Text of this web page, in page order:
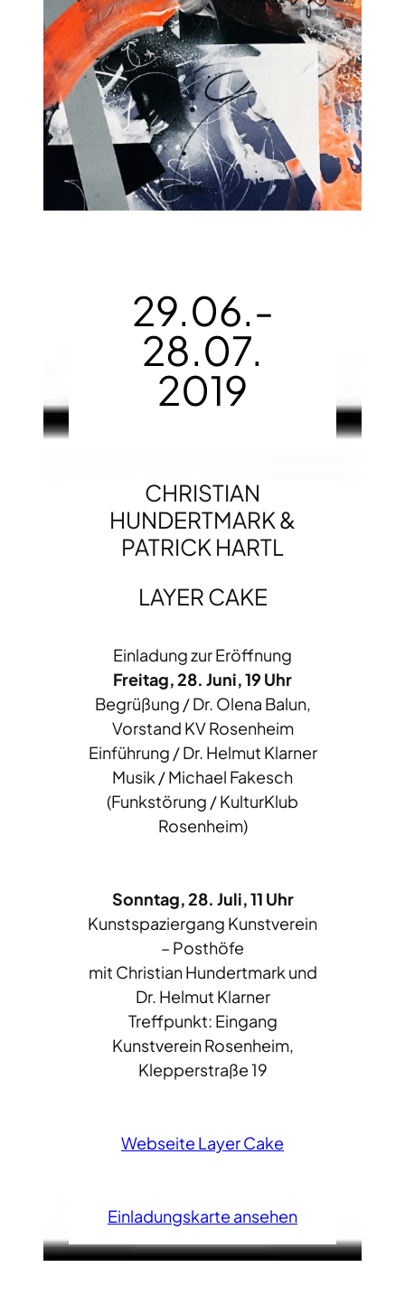
29.06.-
28.07.
2019
CHRISTIAN
HUNDERTMARK &
PATRICK HARTL
LAYER CAKE
Einladung zur Eröffnung
Freitag, 28. Juni, 19 Uhr
Begrüßung / Dr. Olena Balun,
Vorstand KV Rosenheim
Einführung / Dr. Helmut Klarner
Musik / Michael Fakesch
(Funkstörung / KulturKlub
Rosenheim)
Sonntag, 28. Juli, 11 Uhr
Kunstspaziergang Kunstverein
– Posthöfe
mit Christian Hundertmark und
Dr. Helmut Klarner
Treffpunkt: Eingang
Kunstverein Rosenheim,
Klepperstraße 19
Webseite Layer Cake
Einladungskarte ansehen